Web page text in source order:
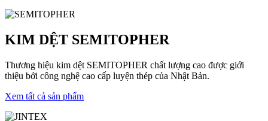
KIM DỆT SEMITOPHER
Thương hiệu kim dệt SEMITOPHER chất lượng cao được giới
thiệu bởi công nghệ cao cấp luyện thép của Nhật Bản.
Xem tất cả sản phẩm